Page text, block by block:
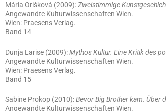
Mária Orišková (2009):Zweistimmige
Angewandte Kulturwissenschaften Wien.
Wien: Praesens Verlag.
Band 14
Dunja Larise (2009):Mythos Kultur. Eine Kritik des
Angewandte Kulturwissenschaften Wien.
Wien: Praesens Verlag.
Band 15
Sabine Prokop (2010):Bevor Big Brother kam. Über
Angewandte Kulturwissenschaften Wien.